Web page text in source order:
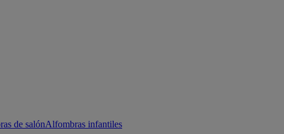
de salónAlfombras infantiles